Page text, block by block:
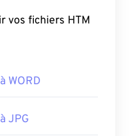
fichiers HTM
WORD
JPG